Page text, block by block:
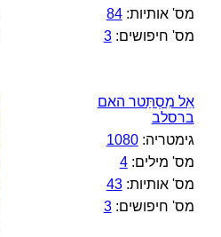
מס' אותיות:84
מס' חיפושים:3
אֵל מִסְתַּטר האם
ברסלב
גימטריה:1080
מס' מילים:4
מס' אותיות:43
מס' חיפושים:3